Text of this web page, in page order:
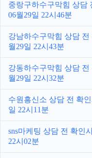
중랑구하수구막힘 상담
06월29일 22시46분
강남하수구막힘 상담 전
월29일 22시43분
강동하수구막힘 상담 전
월29일 22시32분
수원흥신소 상담 전 확
일 22시11분
sns마케팅 상담 전 확인
22시02분